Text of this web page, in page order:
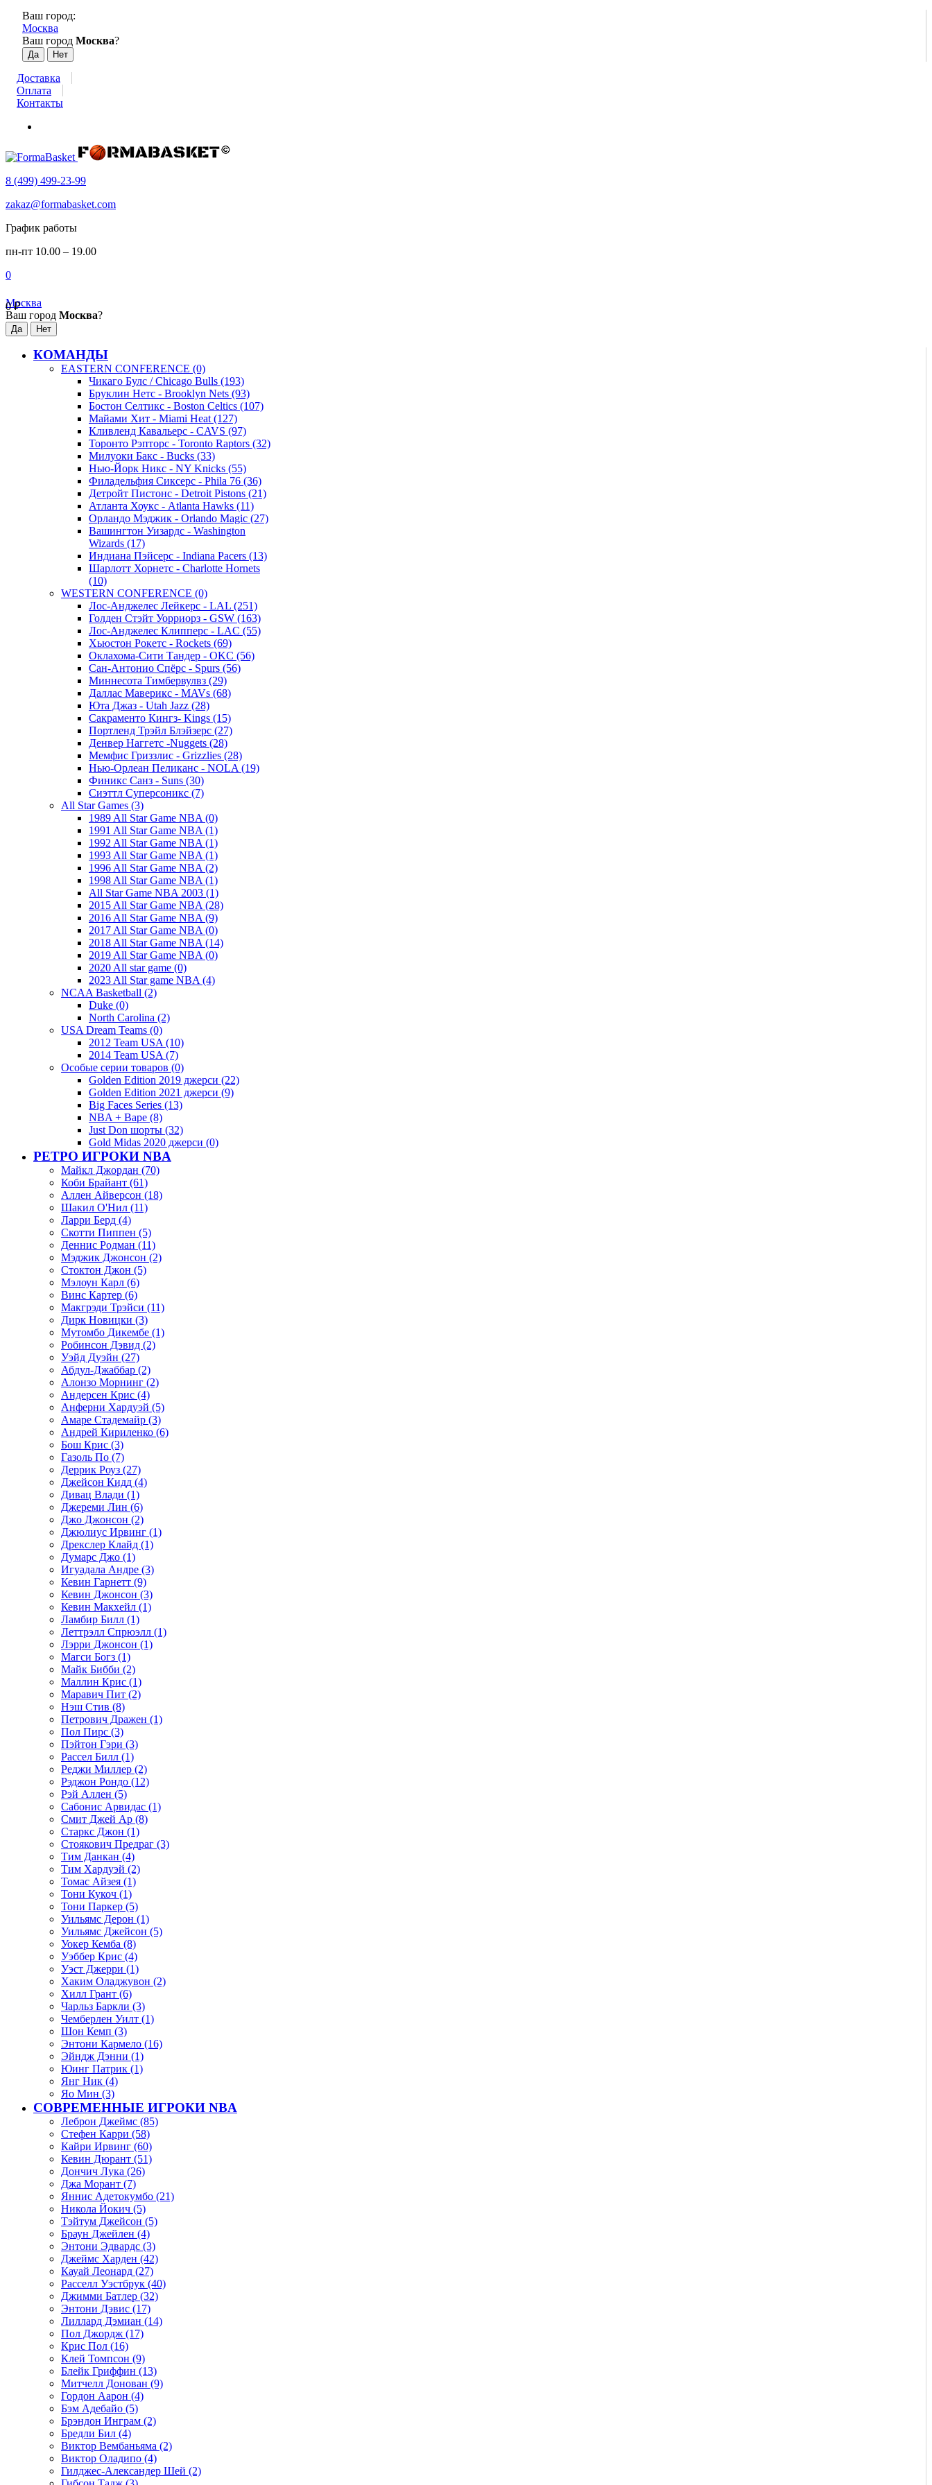
Ваш город:
Москва
Ваш город Москва?
Доставка
Оплата
Контакты
8 (499) 499-23-99
zakaz@formabasket.com
График работы
пн-пт 10.00 – 19.00
0
0₽
Москва
Ваш город Москва?
КОМАНДЫ
EASTERN CONFERENCE (0)
Чикаго Булс / Chicago Bulls (193)
Бруклин Нетс - Brooklyn Nets (93)
Бостон Селтикс - Boston Celtics (107)
Майами Хит - Miami Heat (127)
Кливленд Кавальерс - CAVS (97)
Торонто Рэпторс - Toronto Raptors (32)
Милуоки Бакс - Bucks (33)
Нью-Йорк Никс - NY Knicks (55)
Филадельфия Сиксерс - Phila 76 (36)
Детройт Пистонс - Detroit Pistons (21)
Атланта Хоукс - Atlanta Hawks (11)
Орландо Мэджик - Orlando Magic (27)
Вашингтон Уизардс - Washington
Wizards (17)
Индиана Пэйсерс - Indiana Pacers (13)
Шарлотт Хорнетс - Charlotte Hornets
(10)
WESTERN CONFERENCE (0)
Лос-Анджелес Лейкерс - LAL (251)
Голден Стэйт Уорриорз - GSW (163)
Лос-Анджелес Клипперс - LAC (55)
Хьюстон Рокетс - Rockets (69)
Оклахома-Сити Тандер - OKC (56)
Сан-Антонио Спёрс - Spurs (56)
Миннесота Тимбервулвз (29)
Даллас Маверикс - MAVs (68)
Юта Джаз - Utah Jazz (28)
Сакраменто Кингз- Kings (15)
Портленд Трэйл Блэйзерс (27)
Денвер Наггетс -Nuggets (28)
Мемфис Гриззлис - Grizzlies (28)
Нью-Орлеан Пеликанс - NOLA (19)
Финикс Санз - Suns (30)
Сиэттл Суперсоникс (7)
All Star Games (3)
1989 All Star Game NBA (0)
1991 All Star Game NBA (1)
1992 All Star Game NBA (1)
1993 All Star Game NBA (1)
1996 All Star Game NBA (2)
1998 All Star Game NBA (1)
All Star Game NBA 2003 (1)
2015 All Star Game NBA (28)
2016 All Star Game NBA (9)
2017 All Star Game NBA (0)
2018 All Star Game NBA (14)
2019 All Star Game NBA (0)
2020 All star game (0)
2023 All Star game NBA (4)
NCAA Basketball (2)
Duke (0)
North Carolina (2)
USA Dream Teams (0)
2012 Team USA (10)
2014 Team USA (7)
Особые серии товаров (0)
Golden Edition 2019 джерси (22)
Golden Edition 2021 джерси (9)
Big Faces Series (13)
NBA + Bape (8)
Just Don шорты (32)
Gold Midas 2020 джерси (0)
РЕТРО ИГРОКИ NBA
Майкл Джордан (70)
Коби Брайант (61)
Аллен Айверсон (18)
Шакил О'Нил (11)
Ларри Берд (4)
Скотти Пиппен (5)
Деннис Родман (11)
Мэджик Джонсон (2)
Стоктон Джон (5)
Мэлоун Карл (6)
Винс Картер (6)
Макгрэди Трэйси (11)
Дирк Новицки (3)
Мутомбо Дикембе (1)
Робинсон Дэвид (2)
Уэйд Дуэйн (27)
Абдул-Джаббар (2)
Алонзо Морнинг (2)
Андерсен Крис (4)
Анферни Xардуэй (5)
Амаре Стадемайр (3)
Андрей Кириленко (6)
Бош Крис (3)
Газоль По (7)
Деррик Роуз (27)
Джейсон Кидд (4)
Дивац Влади (1)
Джереми Лин (6)
Джо Джонсон (2)
Джюлиус Ирвинг (1)
Дрекслер Клайд (1)
Думарс Джо (1)
Игуадала Андре (3)
Кевин Гарнетт (9)
Кевин Джонсон (3)
Кевин Макхейл (1)
Ламбир Билл (1)
Леттрэлл Спрюэлл (1)
Лэрри Джонсон (1)
Магси Богз (1)
Майк Бибби (2)
Маллин Крис (1)
Маравич Пит (2)
Нэш Стив (8)
Петрович Дражен (1)
Пол Пирс (3)
Пэйтон Гэри (3)
Рассел Билл (1)
Реджи Миллер (2)
Рэджон Рондо (12)
Рэй Аллен (5)
Сабонис Арвидас (1)
Смит Джей Ар (8)
Старкс Джон (1)
Стоякович Предраг (3)
Тим Данкан (4)
Тим Хардуэй (2)
Томас Айзея (1)
Тони Кукоч (1)
Тони Паркер (5)
Уильямс Дерон (1)
Уильямс Джейсон (5)
Уокер Кемба (8)
Уэббер Крис (4)
Уэст Джерри (1)
Хаким Оладжувон (2)
Хилл Грант (6)
Чарльз Баркли (3)
Чемберлен Уилт (1)
Шон Кемп (3)
Энтони Кармело (16)
Эйндж Дэнни (1)
Юинг Патрик (1)
Янг Ник (4)
Яо Мин (3)
СОВРЕМЕННЫЕ ИГРОКИ NBA
Леброн Джеймс (85)
Стефен Карри (58)
Кайри Ирвинг (60)
Кевин Дюрант (51)
Дончич Лука (26)
Джа Морант (7)
Яннис Адетокумбо (21)
Никола Йокич (5)
Тэйтум Джейсон (5)
Браун Джейлен (4)
Энтони Эдвардс (3)
Джеймс Харден (42)
Кауай Леонард (27)
Расселл Уэстбрук (40)
Джимми Батлер (32)
Энтони Дэвис (17)
Лиллард Дэмиан (14)
Пол Джордж (17)
Крис Пол (16)
Клей Томпсон (9)
Блейк Гриффин (13)
Митчелл Донован (9)
Гордон Аарон (4)
Бэм Адебайо (5)
Брэндон Инграм (2)
Бредли Бил (4)
Виктор Вембаньяма (2)
Виктор Оладипо (4)
Гилджес-Александер Шей (2)